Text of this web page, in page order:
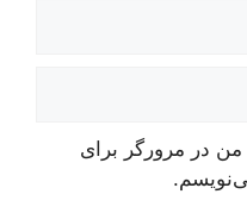
من در مرورگر برای